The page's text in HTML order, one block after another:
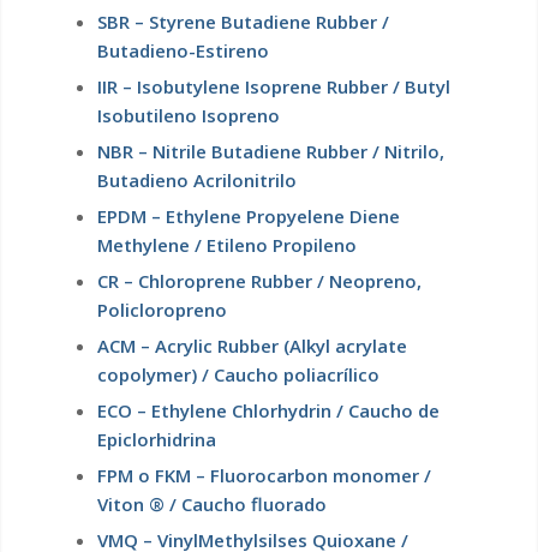
SBR – Styrene Butadiene Rubber /
Butadieno-Estireno
IIR – Isobutylene Isoprene Rubber / Butyl
Isobutileno Isopreno
NBR – Nitrile Butadiene Rubber / Nitrilo,
Butadieno Acrilonitrilo
EPDM – Ethylene Propyelene Diene
Methylene / Etileno Propileno
CR – Chloroprene Rubber / Neopreno,
Policloropreno
ACM – Acrylic Rubber (Alkyl acrylate
copolymer) / Caucho poliacrílico
ECO – Ethylene Chlorhydrin / Caucho de
Epiclorhidrina
FPM o FKM – Fluorocarbon monomer /
Viton ® / Caucho fluorado
VMQ – VinylMethylsilses Quioxane /